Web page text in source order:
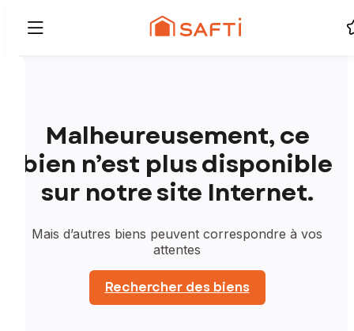
Malheureusement, ce
bien n’est plus disponible
sur notre site Internet.
Mais d’autres biens peuvent correspondre à vos
attentes
Rechercher des biens